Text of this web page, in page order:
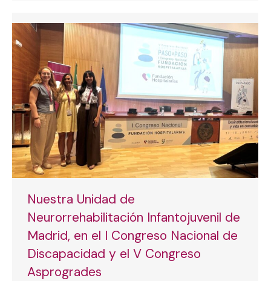
Nuestra Unidad de
Neurorrehabilitación Infantojuvenil de
Madrid, en el I Congreso Nacional de
Discapacidad y el V Congreso
Asprogrades